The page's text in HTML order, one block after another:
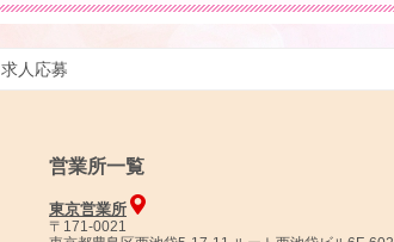
求人応募
営業所一覧
東京営業所
〒171-0021